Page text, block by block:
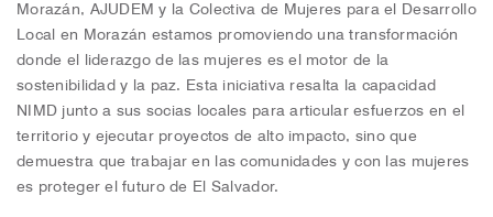
Morazán, AJUDEM y la Colectiva de Mujeres para el Desarrollo
Local en Morazán estamos promoviendo una transformación
donde el liderazgo de las mujeres es el motor de la
sostenibilidad y la paz. Esta iniciativa resalta la capacidad
NIMD junto a sus socias locales para articular esfuerzos en el
territorio y ejecutar proyectos de alto impacto, sino que
demuestra que trabajar en las comunidades y con las mujeres
es proteger el futuro de El Salvador.